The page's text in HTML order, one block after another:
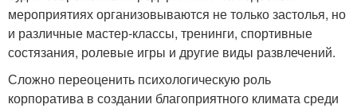
мероприятиях организовываются не только застолья, но
и различные мастер-классы, тренинги, спортивные
состязания, ролевые игры и другие виды развлечений.
Сложно переоценить психологическую роль
корпоратива в создании благоприятного климата среди